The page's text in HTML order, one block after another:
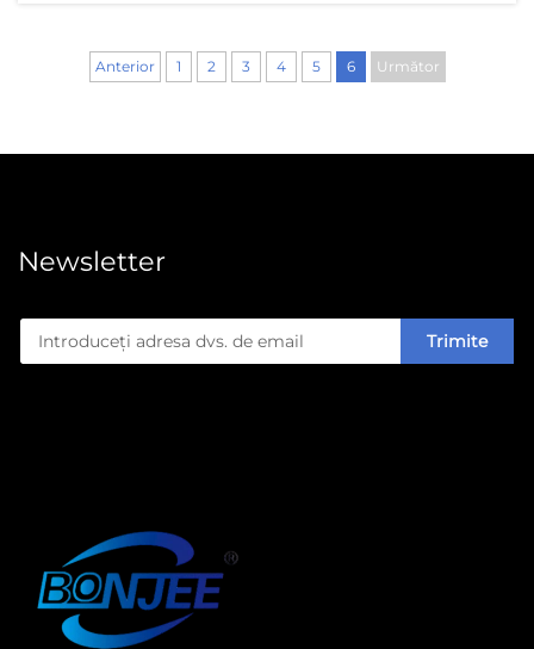
acoperirii PE vs.
PLA sub stres
temperaturile
Anterior 1 2 3 4 5 6 Următor
Newsletter
Trimite